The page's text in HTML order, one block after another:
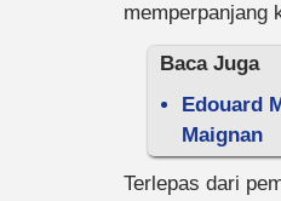
memperpanjang
Baca Juga
Edouard
Maignan
Terlepas dari